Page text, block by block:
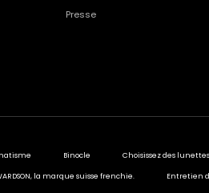
Presse
Binocle Choisissez des
la marque suisse frenchie. Entretien